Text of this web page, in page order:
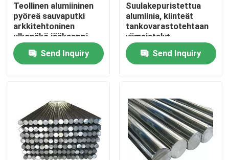
Products
Videos
Teollinen alumiininen
pyöreä sauvaputki
arkkitehtoninen
ulkonäkö jääkaappi
Send Inquiry
Suulakepuristettua
alumiinia, kiinteät
tankovarastotehtaan
viimeistelyt
instrumenttimateriaalit
Send Inquiry